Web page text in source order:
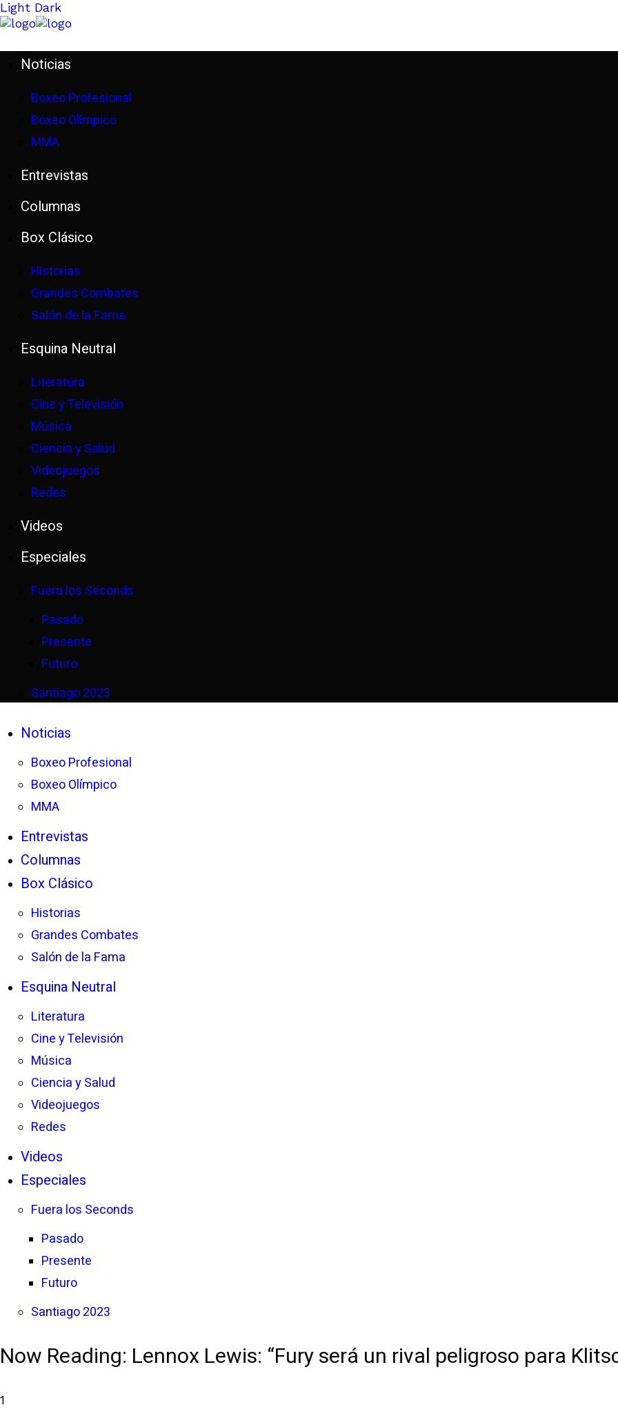
Light Dark
Noticias
Boxeo Profesional
Boxeo Olímpico
MMA
Entrevistas
Columnas
Box Clásico
Historias
Grandes Combates
Salón de la Fama
Esquina Neutral
Literatura
Cine y Televisión
Música
Ciencia y Salud
Videojuegos
Redes
Videos
Especiales
Fuera los Seconds
Pasado
Presente
Futuro
Santiago 2023
Noticias
Boxeo Profesional
Boxeo Olímpico
MMA
Entrevistas
Columnas
Box Clásico
Historias
Grandes Combates
Salón de la Fama
Esquina Neutral
Literatura
Cine y Televisión
Música
Ciencia y Salud
Videojuegos
Redes
Videos
Especiales
Fuera los Seconds
Pasado
Presente
Futuro
Santiago 2023
Now Reading: Lennox Lewis: “Fury será un rival peligroso para
1